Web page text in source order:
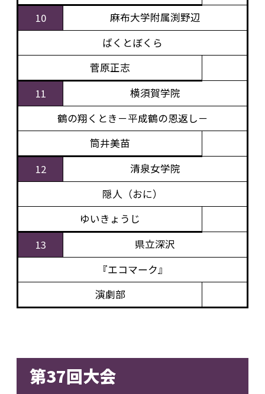
10
麻布大学附属渕野辺
ばくとぼくら
菅原正志
11
横須賀学院
鶴の翔くとき－平成鶴の恩返し－
筒井美苗
12
清泉女学院
隠人（おに）
ゆいきょうじ
13
県立深沢
『エコマーク』
演劇部
第37回大会